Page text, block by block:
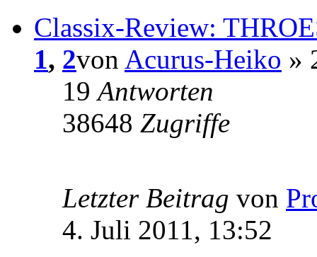
Classix-Review:
1, 2von Acurus-Heiko »
19Antworten
38648 Zugriffe
Letzter Beitrag von
4. Juli 2011, 13:52